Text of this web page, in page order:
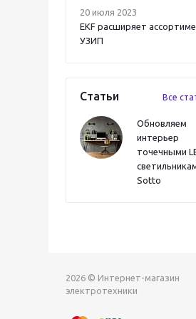
20 июля 2023
EKF расширяет
УЗИП
Статьи Все
Обновляем
интерьер
точечными
Sotto
2026 © Интернет-магазин
электротехники